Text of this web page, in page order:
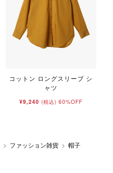
コットン ロングスリーブ シ
ャツ
¥9,240 (税込) 60%OFF
ファッション雑貨
帽子